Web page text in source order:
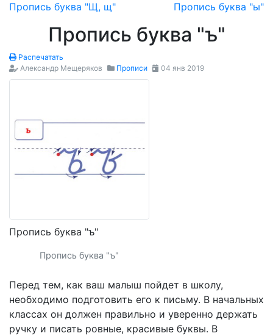
Пропись буква "Щ, щ"
Пропись буква "ы"
Пропись буква "ъ"
Распечатать
Александр Мещеряков
Прописи 04 янв 2019
Пропись буква "ъ"
Пропись буква "ъ"
Перед тем, как ваш малыш пойдет в школу,
необходимо подготовить его к письму. В начальных
классах он должен правильно и уверенно держать
ручку и писать ровные, красивые буквы. В